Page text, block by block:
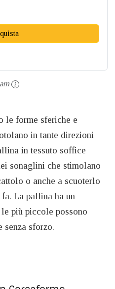
le forme sferiche e
in tante direzioni
in tessuto soffice
sonaglini che stimolano
o anche a scuoterlo
La pallina ha un
più piccole possono
sforzo.